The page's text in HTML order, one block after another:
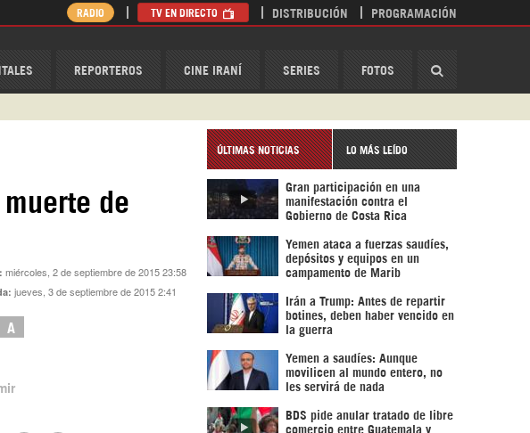
REPORTEROS CINE IRANÍ SERIES FOTOS
RADIO TV EN DIRECTO DISTRIBUCIÓN PROGRAMACIÓN
de
miércoles, 2 de septiembre de 2015 23:58
jueves, 3 de septiembre de 2015 2:41
A
ÚLTIMAS NOTICIAS LO MÁS LEÍDO
Gran participación en una
manifestación contra el
Gobierno de Costa Rica
Yemen ataca a fuerzas saudíes,
depósitos y equipos en un
campamento de Marib
Irán a Trump: Antes de repartir
botines, deben haber vencido en
la guerra
Yemen a saudíes: Aunque
movilicen al mundo entero, no
les servirá de nada
BDS pide anular tratado de libre
comercio entre Guatemala y